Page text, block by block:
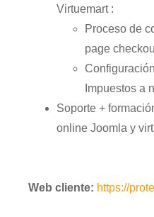
Virtuemart :
Proceso de
page
Impuestos a
Soporte +
online Joomla y
Web cliente: https://